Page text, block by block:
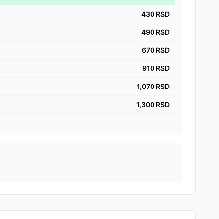
430 RSD
490 RSD
670 RSD
910 RSD
1,070 RSD
1,300 RSD